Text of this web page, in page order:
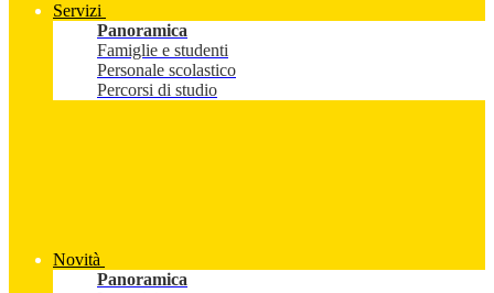
Servizi
Panoramica
Famiglie e studenti
Personale scolastico
Percorsi di studio
Novità
Panoramica